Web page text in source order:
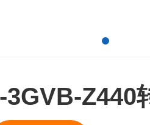
3GVB-Z440